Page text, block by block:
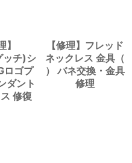
】
ッチ)シ
ロゴプ
ダント
修復
【修理】フレッド
ネックレス 金具（
） バネ交換・金具
修理